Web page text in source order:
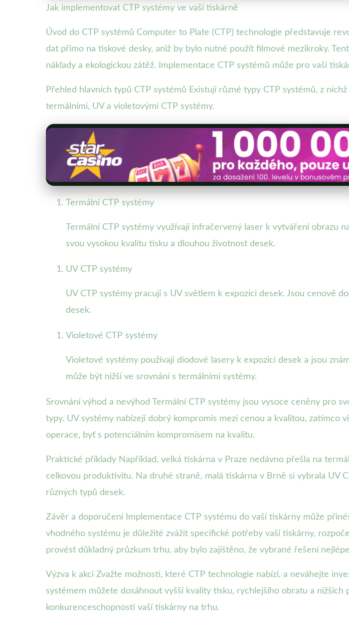
Jak implementovat CTP systémy ve vaší tiskárně
Úvod do CTP systémů Computer to Plate (CTP) technologie představuje
dat přímo na tiskové desky, aniž by bylo nutné použít filmové mezikroky.
náklady a ekologickou zátěž. Implementace CTP systémů může pro vaši
Přehled hlavních typů CTP systémů Existují různé typy CTP systémů, z
termálními, UV a violetovými CTP systémy.
Termální CTP systémy
Termální CTP systémy využívají infračervený laser k vytváření obrazu
svou vysokou kvalitu tisku a dlouhou životnost desek.
UV CTP systémy
UV CTP systémy pracují s UV světlem k expozici desek. Jsou cenově
desek.
Violetové CTP systémy
Violetové systémy používají diodové lasery k expozici desek a jsou
může být nižší ve srovnání s termálními systémy.
Srovnání výhod a nevýhod Termální CTP systémy jsou vysoce ceněny pro
typy. UV systémy nabízejí dobrý kompromis mezi cenou a kvalitou, zatímco
operace, byť s potenciálním kompromisem na kvalitu.
Praktické příklady Například, velká tiskárna v Praze nedávno přešla na
celkovou produktivitu. Na druhé straně, malá tiskárna v Brně si vybrala UV
různých typů desek.
Závěr a doporučení Implementace CTP systému do vaší tiskárny může
vhodného systému je důležité zvážit specifické potřeby vaší tiskárny,
provést důkladný průzkum trhu, aby bylo zajištěno, že vybrané řešení
Výzva k akci Zvažte možnosti, které CTP technologie nabízí, a neváhejte
systémem můžete dosáhnout vyšší kvality tisku, rychlejšího obratu a
konkurenceschopnosti vaší tiskárny na trhu.